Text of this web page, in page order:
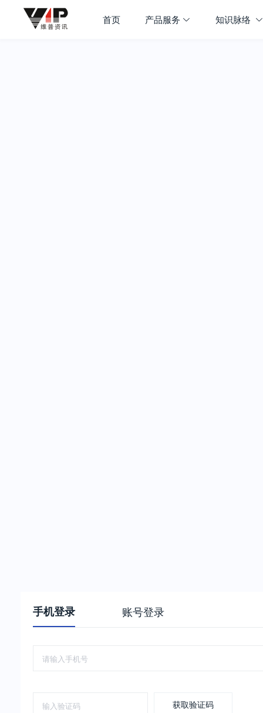
首页 产品服务 知识脉络
手机登录 账号登录
获取验证码